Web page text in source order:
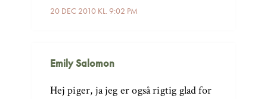
20 DEC 2010 KL. 9:02 PM
Emily Salomon
Hej piger, ja jeg er også rigtig glad for